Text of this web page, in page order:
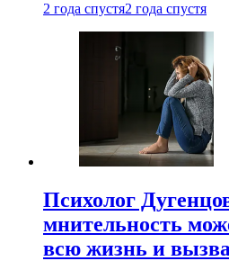
2 года спустя2 года спустя
Психолог
мнительность
всю жизнь и